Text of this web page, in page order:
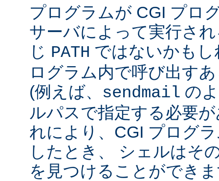
プログラムが CGI プロ
サーバによって実行さ
じ PATH ではないかも
ログラム内で呼び出す
(例えば、 sendmail の
ルパスで指定する必要
れにより、CGI プログ
したとき、 シェルはそ
を見つけることができ